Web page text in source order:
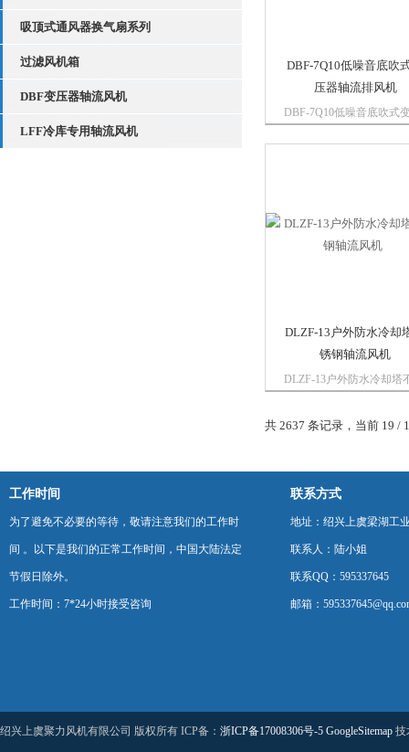
吸顶式通风器换气扇系列
过滤风机箱
DBF变压器轴流风机
LFF冷库专用轴流风机
DBF-7Q10低噪音底吹
压器轴流排风机
DBF-7Q10低噪音底吹式
安装,也可法兰安装。具
DLZF-13户外防水冷却
锈钢轴流风机
DLZF-13户外防水冷却塔
压器油冷却配套设计，风
温下能正常工作，JLTS型
型变压器冷却风机，按机
共 2637 条记录，当前 19 /
工作时间
为了避免不必要的等待，敬请注意我们的工作时
间 。以下是我们的正常工作时间，中国大陆法定
节假日除外。
工作时间：7*24小时接受咨询
联系方式
地址：绍兴上虞梁湖工
联系人：陆小姐
联系QQ：595337645
邮箱：
绍兴上虞聚力风机有限公司 版权所有 ICP备： 浙ICP备17008306号-5 GoogleSitemap 技